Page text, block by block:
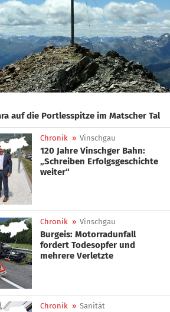
auf die Portlesspitze im Matscher Tal
Chronik » Vinschgau
120 Jahre Vinschger Bahn:
„Schreiben Erfolgsgeschichte
weiter“
Chronik » Vinschgau
Burgeis: Motorradunfall
fordert Todesopfer und
mehrere Verletzte
Chronik » Sanität